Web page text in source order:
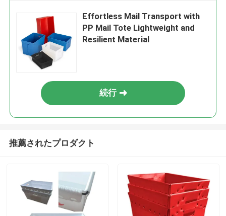
Effortless Mail Transport with
PP Mail Tote Lightweight and
Resilient Material
続行
推薦されたプロダクト